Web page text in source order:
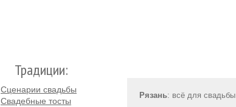
Традиции:
Сценарии свадьбы
Свадебные тосты
Рязань: всё для свадьбы